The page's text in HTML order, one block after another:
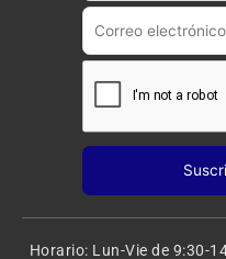
Horario: Lun-Vie de 9:30-